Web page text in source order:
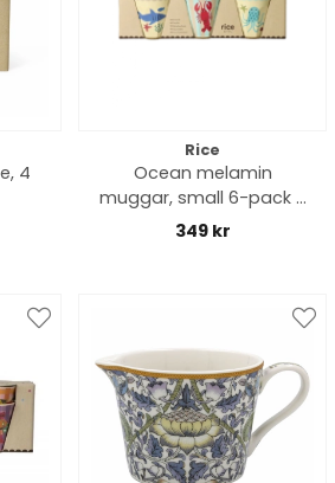
4
Rice
Ocean melamin
muggar, small 6-pack -
blue
349 kr